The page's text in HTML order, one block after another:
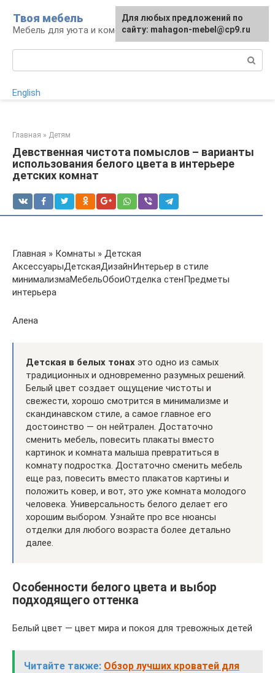
контенту
Твоя мебель
Мебель для уюта и комфорта
English
Главная » Детям
Девственная чистота помыслов – варианты
использования белого цвета в интерьере
детских комнат
Главная » Комнаты » Детская
АксессуарыДетскаяДизайнИнтерьер в стиле
минимализмаМебельОбоиОтделка стенПредметы
интерьера
Алена
Детская в белых тонах это одно из самых
традиционных и одновременно разумных решений.
Белый цвет создает ощущение чистоты и
свежести, хорошо смотрится в минимализме и
скандинавском стиле, а самое главное его
достоинство — он нейтрален. Достаточно
сменить мебель, повесить плакаты вместо
картинок и комната малыша превратиться в
комнату подростка. Достаточно сменить мебель
еще раз, повесить вместо плакатов картины и
положить ковер, и вот, это уже комната молодого
человека. Универсальность белого делает его
хорошим выбором. Узнайте про все нюансы
отделки для любого возраста более детально
далее.
Особенности белого цвета и выбор
подходящего оттенка
Белый цвет — цвет мира и покоя для тревожных детей
Читайте также: Обзор лучших кроватей для
Для любых предложений по
сайту: mahagon-mebel@cp9.ru
Для любых предложений по
сайту: mahagon-mebel@cp9.ru